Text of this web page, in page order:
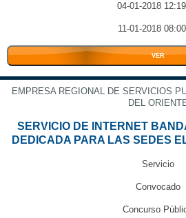
04-01-2018
11-01-2018
VER
EMPRESA REGIONAL DE SERVICIOS
DEL
SERVICIO DE INTERNET
DEDICADA PARA LAS SEDES
Servicio
Convocado
Concurso